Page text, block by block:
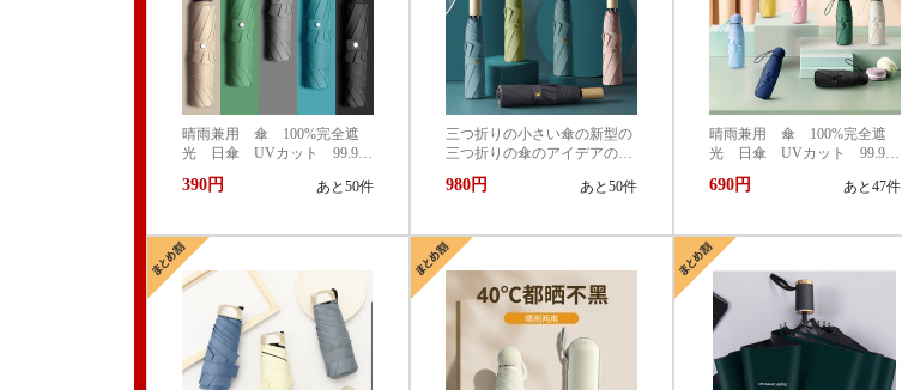
晴雨兼用 傘 100%完全遮
光 日傘 UVカット 99.9%
紫外線対策 UVケア 折りた
たみ傘 遮光 遮熱 撥水
い
390円 あと50件
三つ折りの小さい傘の新型の
三つ折りの傘のアイデアの傘
は日よけの傘を遮ってカスタ
マイズすることができます。
980円 あと50件
晴雨兼用 傘 100%完全遮
光 日傘 UVカット 99.9%
紫外線対策 UVケア 折りた
たみ傘 遮光 遮熱 撥水
い
690円 あと47件